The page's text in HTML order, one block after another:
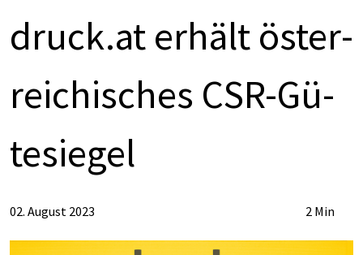
druck.at er­hält ös­ter­
rei­chi­sches CSR-Gü­
te­sie­gel
02. August 2023 2 Min